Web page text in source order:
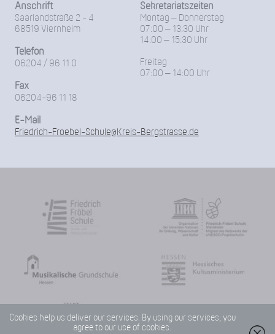
Anschrift
Saarlandstraße 2 - 4
68519 Viernheim
Telefon
06204 / 96 11 0
Fax
06204-96 11 18
Sekretariatszeiten
Montag – Donnerstag
07:00 – 13:30 Uhr
14:00 – 15:30 Uhr
Freitag
07:00 – 14:00 Uhr
E-Mail
Friedrich-Froebel-Schule@Kreis-Bergstrasse.de
Cookies help us deliver our services. By using our services, you
agree to our use of cookies.